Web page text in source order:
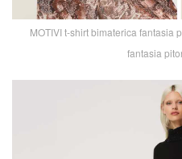
MOTIVI t-shirt bimaterica fantasia
fantasia